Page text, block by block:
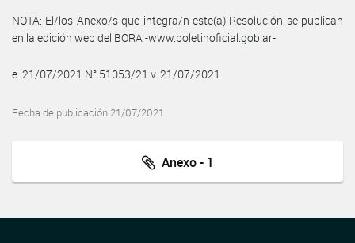
NOTA: El/los Anexo/s que integra/n este(a) Resolución se publican
en la edición web del BORA -www.boletinoficial.gob.ar-
e. 21/07/2021 N° 51053/21 v. 21/07/2021
Fecha de publicación 21/07/2021
Anexo - 1